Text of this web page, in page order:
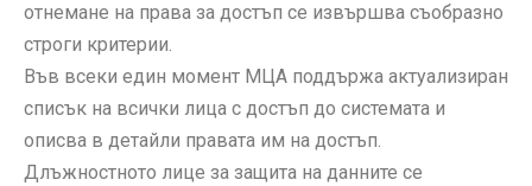
отнемане на права за достъп се извършва съобразно
строги критерии.
Във всеки един момент МЦА поддържа актуализиран
списък на всички лица с достъп до системата и
описва в детайли правата им на достъп.
Длъжностното лице за защита на данните се